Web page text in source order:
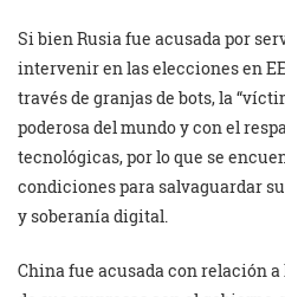
Si bien Rusia fue acusada por
intervenir en las elecciones en
través de granjas de bots, la
poderosa del mundo y con el
tecnológicas, por lo que se
condiciones para salvaguardar
y soberanía digital.
China fue acusada con relación a